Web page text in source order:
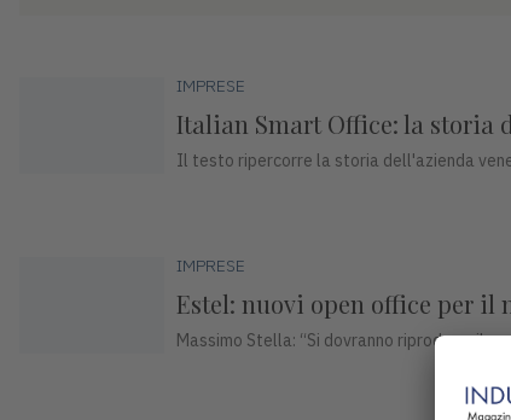
IMPRESE
Italian Smart Office: la storia
Il testo ripercorre la storia dell'azienda
IMPRESE
Estel: nuovi open office per il
Massimo Stella: “Si dovranno riprodurre il